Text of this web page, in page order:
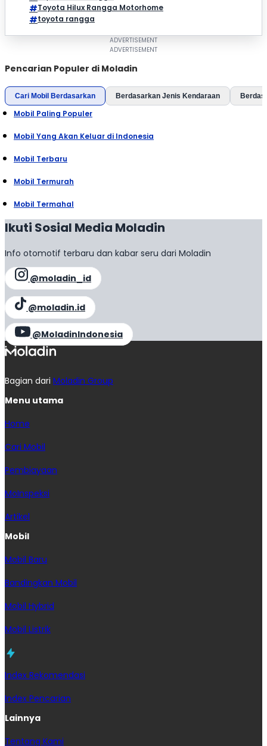
Toyota Hilux Rangga Motorhome
toyota rangga
Pencarian Populer di Moladin
Cari Mobil Berdasarkan Berdasarkan Jenis Kendaraan
Mobil Paling Populer
Mobil Yang Akan Keluar di Indonesia
Mobil Terbaru
Mobil Termurah
Mobil Termahal
Ikuti Sosial Media Moladin
Info otomotif terbaru dan kabar seru dari Moladin
@moladin_id
@moladin.id
@MoladinIndonesia
Bagian dari Moladin Group
Menu utama
Home
Cari Mobil
Pembiayaan
MoInspeksi
Artikel
Mobil
Mobil Baru
Bandingkan Mobil
Mobil Hybrid
Mobil Listrik
Index Rekomendasi
Index Pencarian
Lainnya
Tentang Kami